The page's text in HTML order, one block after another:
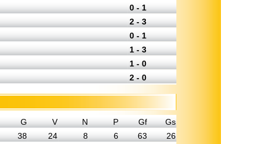
0 - 1
2 - 3
0 - 1
1 - 3
1 - 0
2 - 0
G V N P Gf
Gs
38 24 8 6 63
26